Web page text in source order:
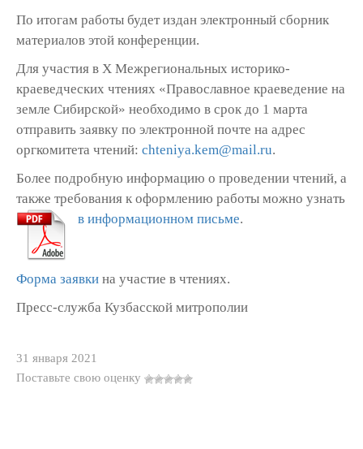
По итогам работы будет издан электронный сборник
материалов этой конференции.
Для участия в X Межрегиональных историко-
краеведческих чтениях «Православное краеведение на
земле Сибирской» необходимо в срок до 1 марта
отправить заявку по электронной почте на адрес
оргкомитета чтений: chteniya.kem@mail.ru.
Более подробную информацию о проведении чтений, а
также требования к оформлению работы можно узнать
в информационном письме.
Форма заявки на участие в чтениях.
Пресс-служба Кузбасской митрополии
31 января 2021
Поставьте свою оценку